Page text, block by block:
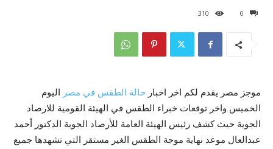
0
310
موجز مصر يقدم لكم اخر اخبار حالة الطقس في مصر اليوم
الخميس واخر توقعات خبراء الطقس في الهيئة القومية للارصاد
الجوية حيث كشف رئيس الهيئة العامة للأرصاد الجوية الدكتور أحمد
عبدالعال موعد نهاية موجة الطقس الغير مستقر التي تشهدها جميع